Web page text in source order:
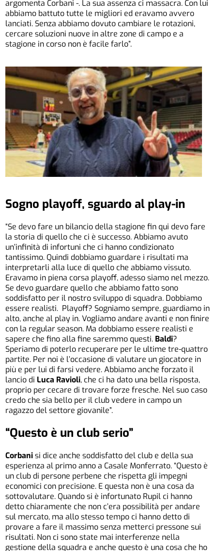
argomenta Corbani -. La sua assenza ci massacra. Con lui
abbiamo battuto tutte le migliori ed eravamo avvero
lanciati. Senza abbiamo dovuto cambiare le rotazioni,
cercare soluzioni nuove in altre zone di campo e a
stagione in corso non è facile farlo”.
Sogno playoff, sguardo al play-in
“Se devo fare un bilancio della stagione fin qui devo fare
la storia di quello che ci è successo. Abbiamo avuto
un’infinità di infortuni che ci hanno condizionato
tantissimo. Quindi dobbiamo guardare i risultati ma
interpretarli alla luce di quello che abbiamo vissuto.
Eravamo in piena corsa playoff, adesso siamo nel mezzo.
Se devo guardare quello che abbiamo fatto sono
soddisfatto per il nostro sviluppo di squadra. Dobbiamo
essere realisti. Playoff? Sogniamo sempre, guardiamo in
alto, anche al play in. Vogliamo andare avanti e non finire
con la regular season. Ma dobbiamo essere realisti e
sapere che fino alla fine saremmo questi. Baldi?
Speriamo di poterlo recuperare per le ultime tre-quattro
partite. Per noi è l’occasione di valutare un giocatore in
più e per lui di farsi vedere. Abbiamo anche forzato il
lancio di Luca Ravioli, che ci ha dato una bella risposta,
proprio per cecare di trovare forze fresche. Nel suo caso
credo che sia bello per il club vedere in campo un
ragazzo del settore giovanile”.
“Questo è un club serio”
Corbanisi dice anche soddisfatto del club e della sua
esperienza al primo anno a Casale Monferrato. “Questo è
un club di persone perbene che rispetta gli impegni
economici con precisione. E questa non è una cosa da
sottovalutare. Quando si è infortunato Rupil ci hanno
detto chiaramente che non c’era possibilità per andare
sul mercato, ma allo stesso tempo ci hanno detto di
provare a fare il massimo senza metterci pressone sui
risultati. Non ci sono state mai interferenze nella
gestione della squadra e anche questo è una cosa che ho